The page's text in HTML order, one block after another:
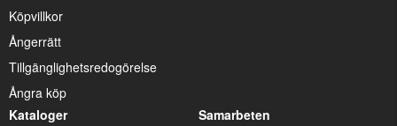
Köpvillkor
Ångerrätt
Tillgänglighetsredogörelse
Ångra köp
Kataloger
Samarbeten